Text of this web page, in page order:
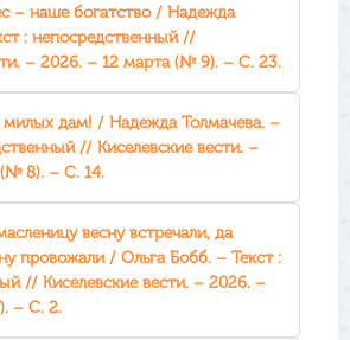
– наше богатство / Надежда
: непосредственный //
– 2026. – 12 марта (№ 9). – С. 23.
милых дам! / Надежда Толмачева. –
// Киселевские вести. –
8). – С. 14.
весну встречали, да
провожали / Ольга Бобб. – Текст :
// Киселевские вести. – 2026. –
– С. 2.